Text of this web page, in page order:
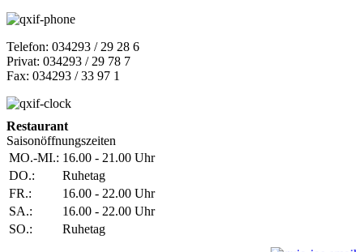
Telefon: 034293 / 29 28 6
Privat: 034293 / 29 78 7
Fax: 034293 / 33 97 1
Restaurant
Saisonöffnungszeiten
MO.-MI.: 16.00 - 21.00 Uhr
DO.:
Ruhetag
FR.:
16.00 - 22.00 Uhr
SA.:
16.00 - 22.00 Uhr
SO.:
Ruhetag